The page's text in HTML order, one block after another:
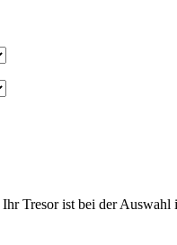
Tresor ist bei der